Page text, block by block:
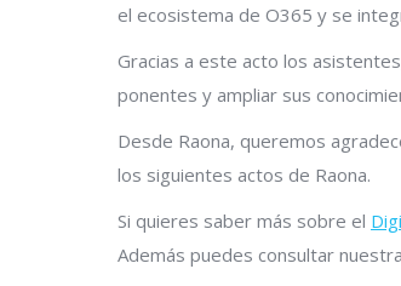
el ecosistema de O365 y se
Gracias a este acto los
ponentes y ampliar sus
Desde Raona, queremos
los siguientes actos de Raona.
Si quieres saber más sobre el
Además puedes consultar